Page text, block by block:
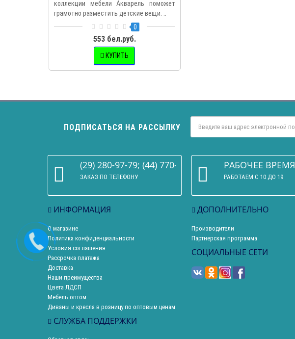
коллекции мебели Акварель поможет
грамотно разместить детские вещи. ..
0
553 бел.руб.
КУПИТЬ
ПОДПИСАТЬСЯ НА РАССЫЛКУ
(29) 280-97-79; (44) 770-86-68
ЗАКАЗ ПО ТЕЛЕФОНУ
РАБОЧЕЕ ВРЕМЯ
РАБОТАЕМ С 10 ДО 19
ИНФОРМАЦИЯ
О магазине
Политика конфиденциальности
Условия соглашения
Рассрочка платежа
Доставка
Наши преимущества
Цвета ЛДСП
Мебель оптом
Диваны и кресла в розницу по оптовым ценам
СЛУЖБА ПОДДЕРЖКИ
ДОПОЛНИТЕЛЬНО
Производители
Партнерская программа
СОЦИАЛЬНЫЕ СЕТИ